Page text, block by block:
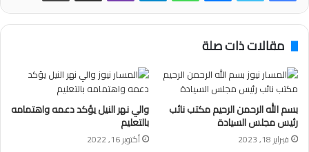
مقالات ذات صلة
بسم الله الرحمن الرحيم مكتب نائب
رئيس مجلس السيادة
فبراير 18, 2023
والي نهر النيل يؤكد دعمه واهتمامه
بالتعليم
أكتوبر 16, 2022